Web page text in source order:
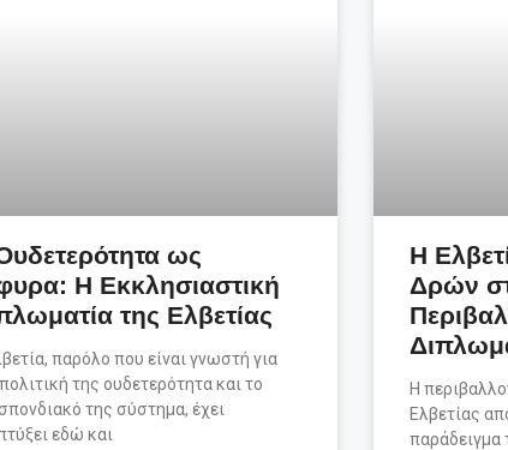
ως
Η Εκκλησιαστική
της Ελβετίας
παρόλο που είναι γνωστή για
της ουδετερότητα και το
της σύστημα, έχει
εδώ και
Η
Δρών
Η
Ελβετίας
παράδειγμα